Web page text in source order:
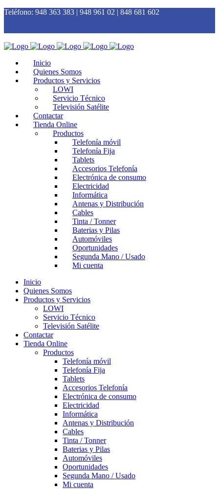
Teléfono: 948 363 383 | 948 961 02 | 848 681 602
Inicio
Quienes Somos
Productos y Servicios
LOWI
Servicio Técnico
Televisión Satélite
Contactar
Tienda Online
Productos
Telefonía móvil
Telefonía Fija
Tablets
Accesorios Telefonía
Electrónica de consumo
Electricidad
Informática
Antenas y Distribución
Cables
Tinta / Tonner
Baterias y Pilas
Automóviles
Oportunidades
Segunda Mano / Usado
Mi cuenta
Inicio
Quienes Somos
Productos y Servicios
LOWI
Servicio Técnico
Televisión Satélite
Contactar
Tienda Online
Productos
Telefonía móvil
Telefonía Fija
Tablets
Accesorios Telefonía
Electrónica de consumo
Electricidad
Informática
Antenas y Distribución
Cables
Tinta / Tonner
Baterias y Pilas
Automóviles
Oportunidades
Segunda Mano / Usado
Mi cuenta